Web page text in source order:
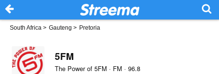
South Africa > Gauteng > Pretoria
5FM
The Power of 5FM · FM · 96.8